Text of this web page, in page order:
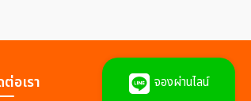
อเรา จองผ่านไลน์